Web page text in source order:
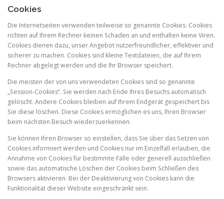
Cookies
Die Internetseiten verwenden teilweise so genannte Cookies. Cookies
richten auf Ihrem Rechner keinen Schaden an und enthalten keine Viren.
Cookies dienen dazu, unser Angebot nutzerfreundlicher, effektiver und
sicherer zu machen. Cookies sind kleine Textdateien, die auf Ihrem
Rechner abgelegt werden und die Ihr Browser speichert.
Die meisten der von uns verwendeten Cookies sind so genannte
„Session-Cookies“. Sie werden nach Ende Ihres Besuchs automatisch
gelöscht. Andere Cookies bleiben auf Ihrem Endgerät gespeichert bis
Sie diese löschen. Diese Cookies ermöglichen es uns, Ihren Browser
beim nächsten Besuch wiederzuerkennen.
Sie können Ihren Browser so einstellen, dass Sie über das Setzen von
Cookies informiert werden und Cookies nur im Einzelfall erlauben, die
Annahme von Cookies für bestimmte Fälle oder generell ausschließen
sowie das automatische Löschen der Cookies beim Schließen des
Browsers aktivieren. Bei der Deaktivierung von Cookies kann die
Funktionalität dieser Website eingeschränkt sein.